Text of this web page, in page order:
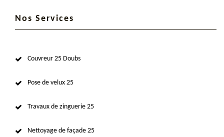
Nos Services
Couvreur 25 Doubs
Pose de velux 25
Travaux de zinguerie 25
Nettoyage de façade 25